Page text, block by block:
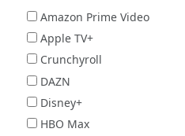
Amazon Prime Video
Apple TV+
Crunchyroll
DAZN
Disney+
HBO Max